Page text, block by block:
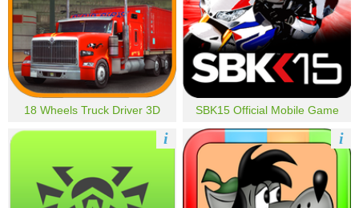
18 Wheels Truck Driver 3D SBK15 Official Mobile Game
i i